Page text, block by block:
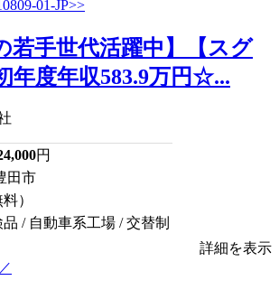
若手世代活躍中】【スグ
年度年収583.9万円☆...
円
田市
）
/ 自動車系工場 / 交替制
詳細を表示